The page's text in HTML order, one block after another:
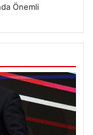
Önemli